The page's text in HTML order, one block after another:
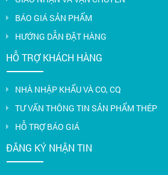
BÁO GIÁ SẢN PHẨM
HƯỚNG DẪN ĐẶT HÀNG
HỖ TRỢ KHÁCH HÀNG
NHÀ NHẬP KHẨU VÀ CO, CQ
TƯ VẤN THÔNG TIN SẢN PHẨM THÉP
HỖ TRỢ BÁO GIÁ
ĐĂNG KÝ NHẬN TIN